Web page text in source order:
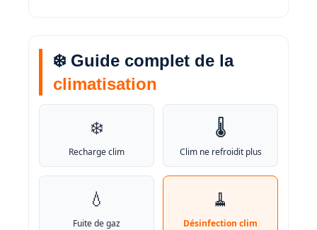
❄️ Guide complet de la
climatisation
❄️
Recharge clim
🌡️
Clim ne refroidit plus
💧
Fuite de gaz
🧹
Désinfection clim